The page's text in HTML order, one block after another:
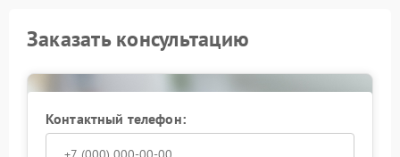
Заказать консультацию
Контактный телефон: